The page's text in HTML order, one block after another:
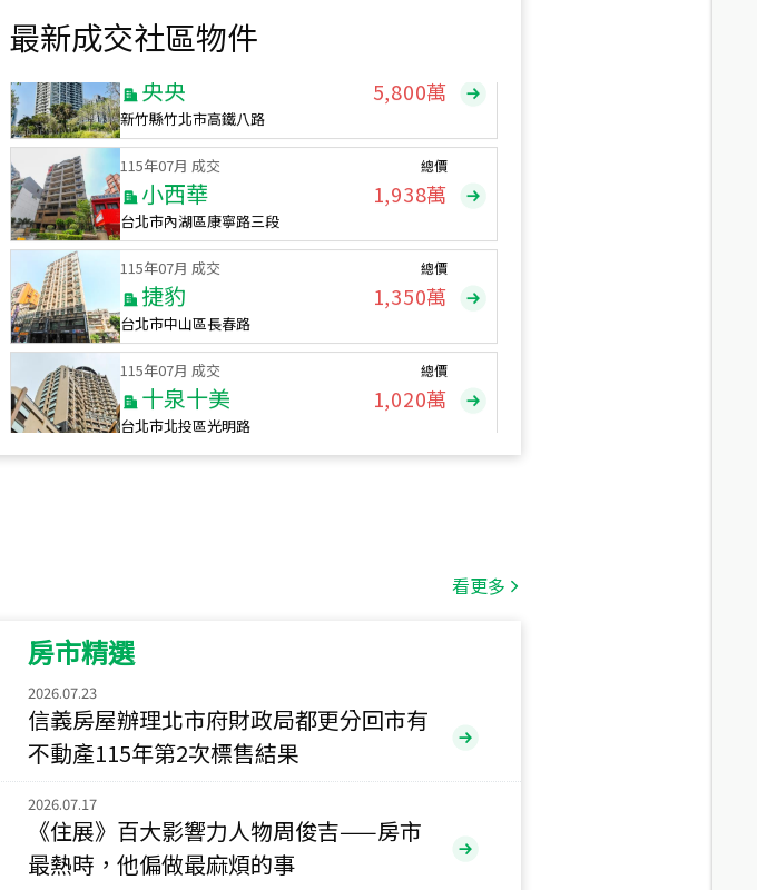
最新成交社區物件
115年07月 成交
新竹縣竹北市高鐵八路
115年07月 成交
小西華
台北市內湖區康寧路三段
總價
1,938萬
115年07月 成交
捷豹
台北市中山區長春路
總價
1,350萬
115年07月 成交
十泉十美
台北市北投區光明路
總價
1,020萬
115
新北市永和區環河西路二段
115年07月 成交
央央 5,800萬
115年07月 成交
小西華
看更多
房市精選
2026.07.23
信義房屋辦理北市府財政局都更分回市有
不動產115年第2次標售結果
2026.07.17
《住展》百大影響力人物周俊吉——房市
最熱時，他偏做最麻煩的事